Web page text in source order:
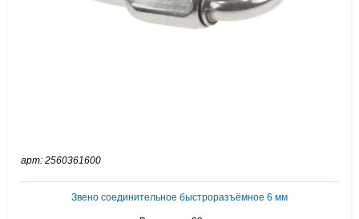
арт: 2560361600
Звено соединительное быстроразъёмное 6 мм